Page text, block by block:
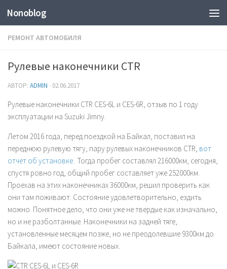
Nonoblog
РЕМОНТ АВТОМОБИЛЯ
Рулевые наконечники CTR
АВТОР: ADMIN · 02.06.2017
Рулевые наконечники CTR CES-6L и CES-6R, отзыв по 1 году
эксплуатации на Suzuki Jimny.
Летом 2016 года, перед поездкой на Байкал, поставил на
переднюю рулевую тягу, пару рулевых наконечников CTR, вот
отчет об установке. Тогда пробег составлял 216000км, сегодня,
спустя ровно год, общий пробег составляет уже 252000км.
Проехав на этих наконечниках 36000км, решил проверить как
они там поживают. Состояние удовлетворительно, ездить
можно. Понятное дело, что они уже не твердые как изначально,
но и не разболтанные. Наконечники на задней тяге,
установленные месяцем позже, но не преодолевшие 9300км до
Байкала, имеют состояние новых.